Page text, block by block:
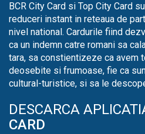
BCR City Card si Top City Card
reduceri instant in reteaua de
nivel national. Cardurile fiind
ca un indemn catre romani sa
tara, sa constientizeze ca avem
deosebite si frumoase, fie ca
cultural-turistice, si sa le
DESCARCA
CARD